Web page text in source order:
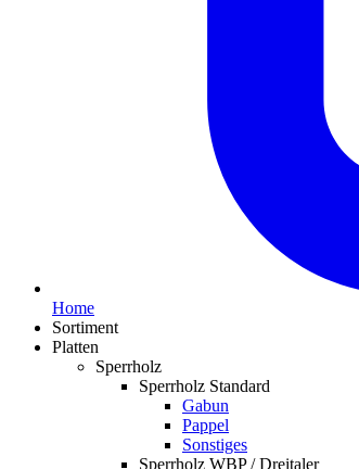
Home
Sortiment
Platten
Sperrholz
Sperrholz Standard
Gabun
Pappel
Sonstiges
Sperrholz WBP / Dreitaler